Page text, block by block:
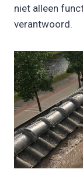
niet alleen
verantwoord.